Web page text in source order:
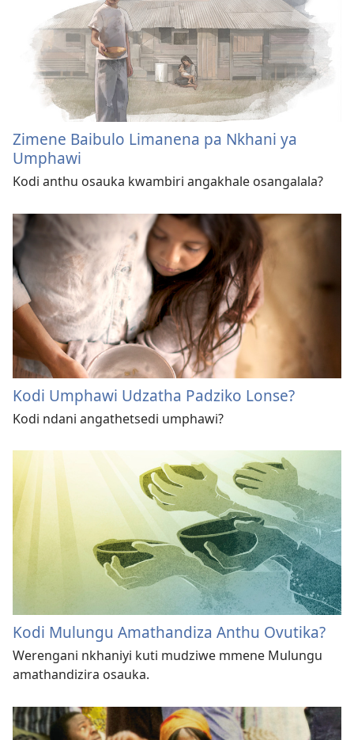
Zimene Baibulo Limanena pa Nkhani ya
Umphawi
Kodi anthu osauka kwambiri angakhale osangalala?
Kodi Umphawi Udzatha Padziko Lonse?
Kodi ndani angathetsedi umphawi?
Kodi Mulungu Amathandiza Anthu Ovutika?
Werengani nkhaniyi kuti mudziwe mmene Mulungu
amathandizira osauka.